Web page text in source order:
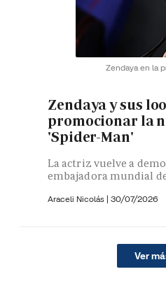
Zendaya en la
Zendaya y sus
promocionar la
'Spider-Man'
La actriz vuelve a
embajadora mundial
Araceli Nicolás | 30/07/2026
Ver